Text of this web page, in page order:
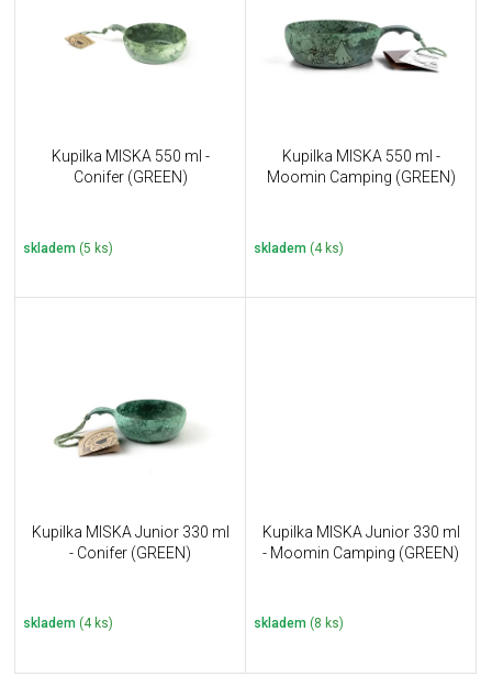
Kupilka MISKA 550 ml -
Conifer (GREEN)
skladem (5 ks)
Kupilka MISKA 550 ml -
Moomin Camping (GREEN)
skladem (4 ks)
Kupilka MISKA Junior 330 ml
- Conifer (GREEN)
skladem (4 ks)
Kupilka MISKA Junior 330 ml
- Moomin Camping (GREEN)
skladem (8 ks)